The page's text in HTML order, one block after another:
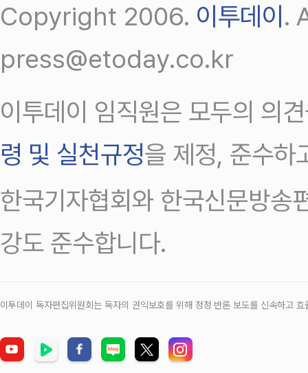
Copyright 2006. 이투데이.
press@etoday.co.kr
이투데이 임직원은 모두의 의
령 및 실천규정을 제정, 준수하
한국기자협회와 한국신문방송
강도 준수합니다.
이투데이 독자편집위원회는 독자의 권익보호를 위해 정정‧반론 보도를 신속하고